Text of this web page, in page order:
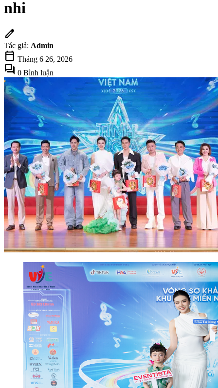
nhi
edit
Tác giả: Admin
calendar_today Tháng 6 26, 2026
forum 0 Bình luận